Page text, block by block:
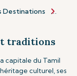
Destinations
traditions
capitale du Tamil
culturel, ses